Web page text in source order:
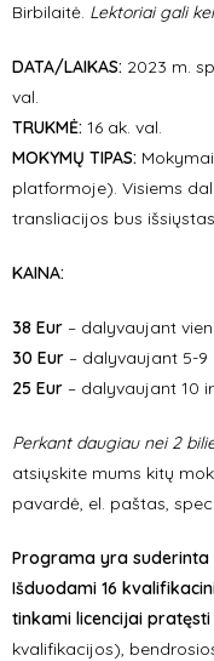
Birbilaitė. Lektoriai gali
DATA/LAIKAS: 2023 m.
val.
TRUKMĖ: 16 ak. val.
MOKYMŲ TIPAS:
platformoje). Visiems
transliacijos bus
KAINA:
38 Eur – dalyvaujant
30 Eur – dalyvaujant 5-
25 Eur – dalyvaujant 10
Perkant daugiau nei 2
atsiųskite mums kitų
pavardė, el. paštas,
Programa yra suderinta
Išduodami 16
tinkami licencijai
kvalifikacijos),